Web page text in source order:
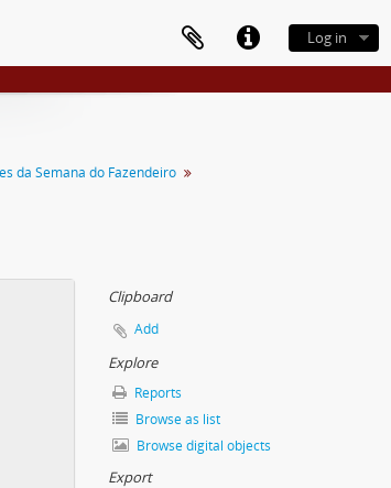
Log in
da Semana do Fazendeiro
Clipboard
Add
Explore
Reports
Browse as list
Browse digital objects
Export